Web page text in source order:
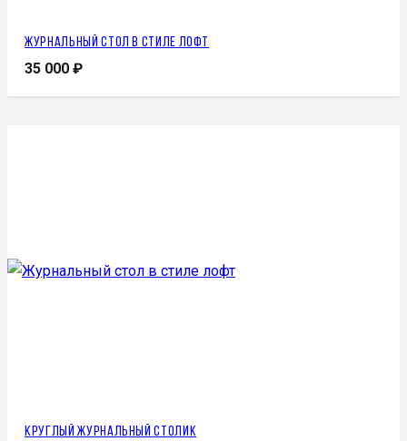
Журнальный стол в стиле лофт
35 000₽
Круглый журнальный столик